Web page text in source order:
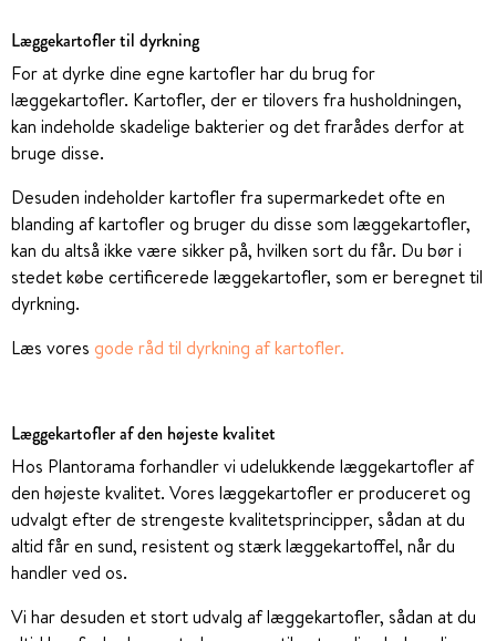
Læggekartofler til dyrkning
For at dyrke dine egne kartofler har du brug for
læggekartofler. Kartofler, der er tilovers fra husholdningen,
kan indeholde skadelige bakterier og det frarådes derfor at
bruge disse.
Desuden indeholder kartofler fra supermarkedet ofte en
blanding af kartofler og bruger du disse som læggekartofler,
kan du altså ikke være sikker på, hvilken sort du får. Du bør i
stedet købe certificerede læggekartofler, som er beregnet til
dyrkning.
Læs vores gode råd til dyrkning af kartofler.
Læggekartofler af den højeste kvalitet
Hos Plantorama forhandler vi udelukkende læggekartofler af
den højeste kvalitet. Vores læggekartofler er produceret og
udvalgt efter de strengeste kvalitetsprincipper, sådan at du
altid får en sund, resistent og stærk læggekartoffel, når du
handler ved os.
Vi har desuden et stort udvalg af læggekartofler, sådan at du